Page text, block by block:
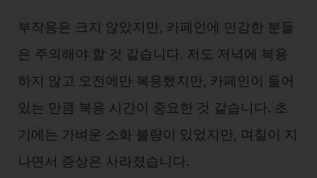
부작용은 크지 않았지만, 카페인에 민감한 분들
은 주의해야 할 것 같습니다. 저도 저녁에 복용
하지 않고 오전에만 복용했지만, 카페인이 들어
있는 만큼 복용 시간이 중요한 것 같습니다. 초
기에는 가벼운 소화 불량이 있었지만, 며칠이 지
나면서 증상은 사라졌습니다.